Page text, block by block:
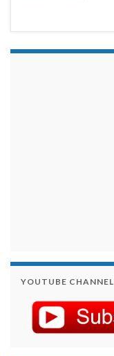
YOUTUBE CHANNEL